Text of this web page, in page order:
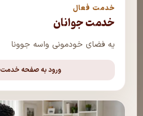
خدمت فعال
خدمت جوانان
یه فضای خودمونی واسه جوونا
ورود به صفحه خدمت